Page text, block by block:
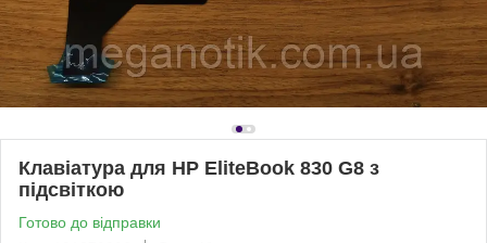
Клавіатура для HP EliteBook 830 G8 з
підсвіткою
Готово до відправки